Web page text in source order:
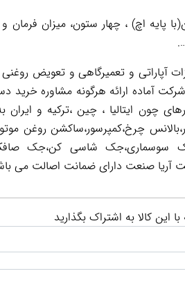
پایه اچ) ، چهار ستون، میزان
و تعمیرگاهی و تعویض
آماده ارائه هرگونه مشاوره خرید
چون ایتالیا ، چین ،ترکیه و
چرخ،کمپرسور،ساکشن روغن
آریا صنعت دارای ضمانت اصالت می
این کالا به اشتراک بگذارید